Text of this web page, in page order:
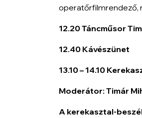
operatőrfilmrendező,
12.20 Táncműsor
12.40 Kávészünet
13.10 – 14.10
Moderátor: Timár
A kerekasztal-